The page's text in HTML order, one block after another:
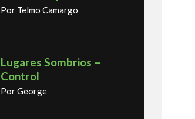
Por Telmo Camargo
Lugares Sombrios –
Control
Por George